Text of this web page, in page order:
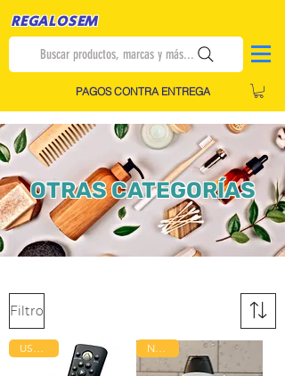
REGALOSEM
Buscar productos, marcas y más...
PAGOS CONTRA ENTREGA
OTRAS CATEGORÍAS
Filtro
Nuevo